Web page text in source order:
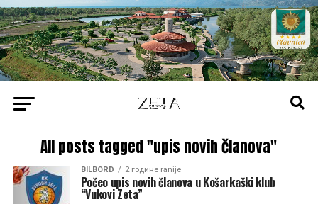
All posts tagged "upis novih članova"
BILBORD 2 године ranije
Počeo upis novih članova u Košarkaški klub
“Vukovi Zeta”